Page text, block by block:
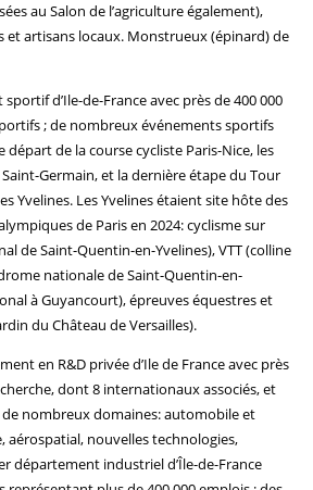
au Salon de l’agriculture également),
et artisans locaux. Monstrueux (épinard) de
d’Ile-de-France avec près de 400 000
; de nombreux événements sportifs
départ de la course cycliste Paris-Nice, les
Germain, et la dernière étape du Tour
Yvelines. Les Yvelines étaient site hôte des
de Paris en 2024: cyclisme sur
de Saint-Quentin-en-Yvelines), VTT (colline
nationale de Saint-Quentin-en-
à Guyancourt), épreuves équestres et
du Château de Versailles).
en R&D privée d’Ile de France avec près
dont 8 internationaux associés, et
de nombreux domaines: automobile et
aérospatial, nouvelles technologies,
département industriel d’Île-de-France